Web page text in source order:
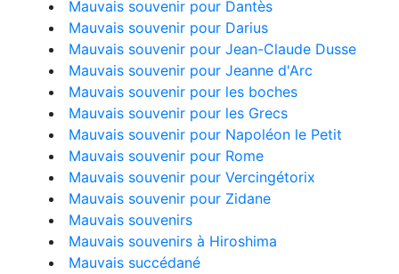
Mauvais souvenir pour Dantès
Mauvais souvenir pour Darius
Mauvais souvenir pour Jean-Claude Dusse
Mauvais souvenir pour Jeanne d'Arc
Mauvais souvenir pour les boches
Mauvais souvenir pour les Grecs
Mauvais souvenir pour Napoléon le Petit
Mauvais souvenir pour Rome
Mauvais souvenir pour Vercingétorix
Mauvais souvenir pour Zidane
Mauvais souvenirs
Mauvais souvenirs à Hiroshima
Mauvais succédané